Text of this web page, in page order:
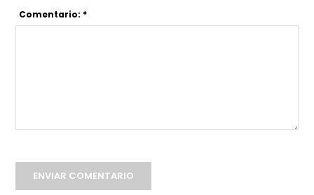
Comentario: *
ENVIAR COMENTARIO